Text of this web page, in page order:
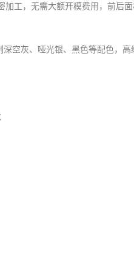
工，无需大额开模费用，前后
空灰、哑光银、黑色等配色，高